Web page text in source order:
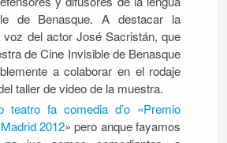
de Benasque. A destacar la
voz del actor José Sacristán, que
de Cine Invisible de Benasque
a colaborar en el rodaje
taller de video de la muestra.
teatro fa comedia d’o «Premio
2012» pero anque fayamos